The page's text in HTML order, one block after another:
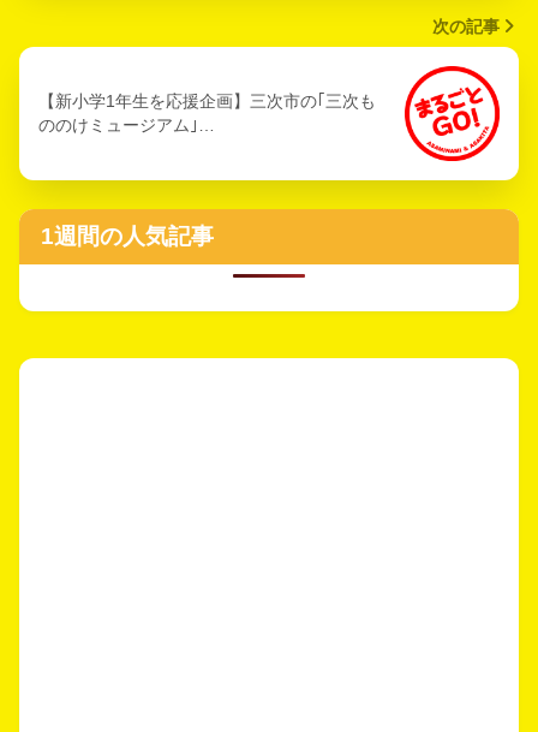
次の記事
【新小学1年生を応援企画】三次市の｢三次も
ののけミュージアム｣…
1週間の人気記事